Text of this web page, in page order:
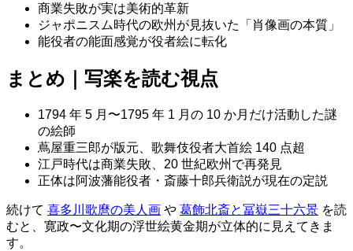
商業失敗が実は美術的革新
ジャポニスム時代の欧州が見抜いた「肖像画の本質」
能役者の能面感覚が役者絵に転化
まとめ｜写楽を読む視点
1794 年 5 月〜1795 年 1 月の 10 か月だけ活動した謎
の絵師
蔦屋重三郎が版元、歌舞伎役者大首絵 140 点超
江戸時代は商業失敗、20 世紀欧州で再発見
正体は阿波藩能役者・斎藤十郎兵衛説が現在の定説
続けて 喜多川歌麿の美人画 や 葛飾北斎と冨嶽三十六景 を読
むと、寛政〜文化期の浮世絵黄金期が立体的に見えてきま
す。